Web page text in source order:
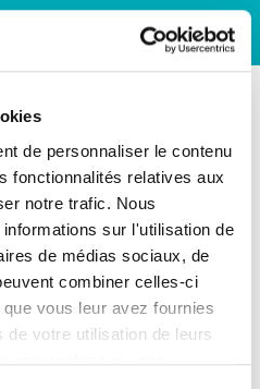
de personnaliser le contenu
fonctionnalités relatives aux
notre trafic. Nous
sur l'utilisation de
de médias sociaux, de
combiner celles-ci
vous leur avez fournies
votre utilisation de leurs